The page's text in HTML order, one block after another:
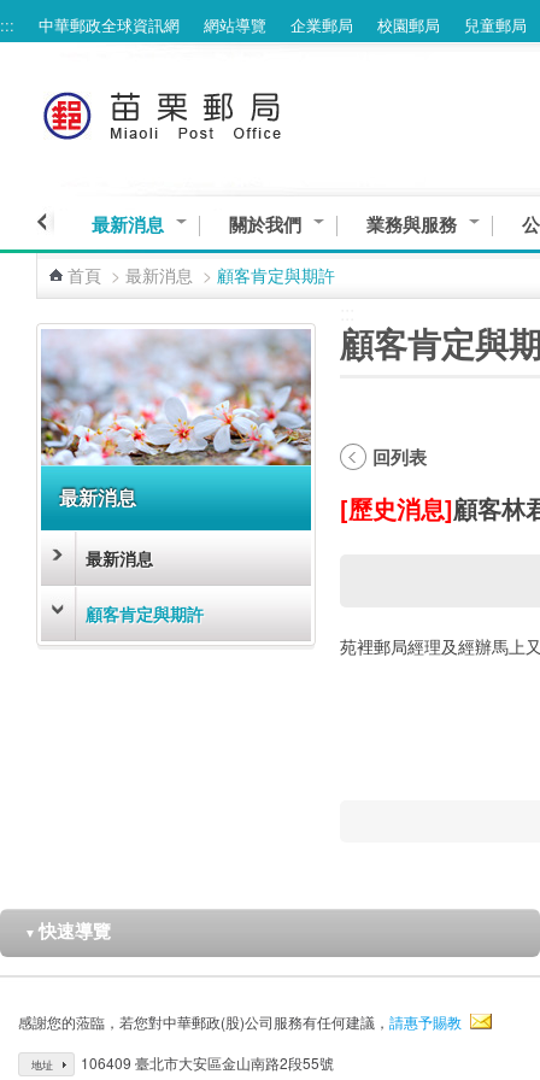
跳到主要內容區塊
::: 中華郵政全球資訊網 網站導覽 企業郵局 校園郵局 兒童郵局
最新消息 關於我們 業務與服務
首頁 > 最新消息 > 顧客肯定與期許
最新消息
最新消息
顧客肯定與期許
顧客肯定與
回列表
[歷史消息]顧客林
苑裡郵局經理及經辦馬上
▼ 快速導覽
感謝您的蒞臨，若您對中華郵政(股)公司服務有任何建議， 請惠予賜教
地址 106409 臺北市大安區金山南路2段55號